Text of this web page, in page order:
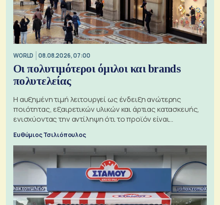
WORLD 08.08.2026, 07:00
Οι πολυτιμότεροι όμιλοι και brands
πολυτελείας
Η αυξημένη τιμή λειτουργεί ως ένδειξη ανώτερης
ποιότητας, εξαιρετικών υλικών και άρτιας κατασκευής,
ενισχύοντας την αντίληψη ότι το προϊόν είναι
Ευθύμιος Τσιλιόπουλος